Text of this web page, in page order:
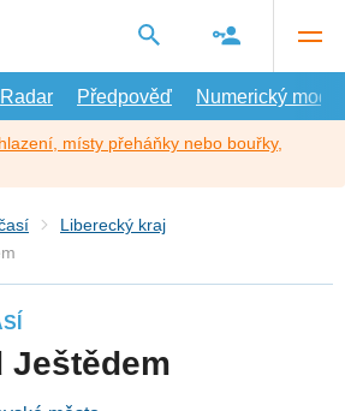
Radar Předpověď Numerický model
místy přeháňky nebo bouřky,
Liberecký kraj
Ještědem